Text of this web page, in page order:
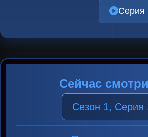
Серия
Сейчас
Сезон 1, Серия